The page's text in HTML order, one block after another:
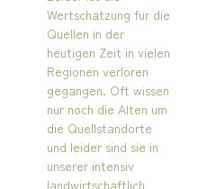
Wertschätzung für die
Quellen in der
heutigen Zeit in vielen
Regionen verloren
gegangen. Oft wissen
nur noch die Alten um
die Quellstandorte
und leider sind sie in
unserer intensiv
landwirtschaftlich